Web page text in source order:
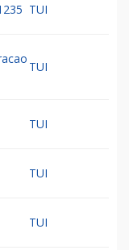
TUI
TUI
TUI
TUI
TUI